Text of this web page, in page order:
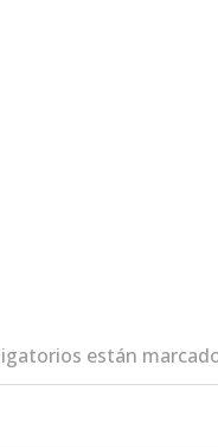
están